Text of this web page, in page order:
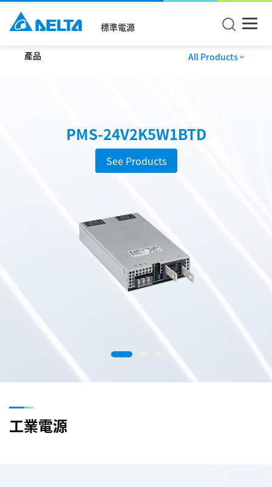
標準電源
產品 All Products
PMS-24V2K5W1BTD
See Products
工業電源